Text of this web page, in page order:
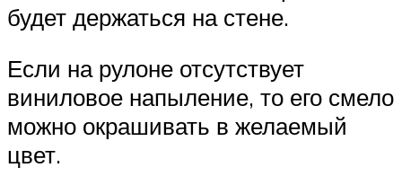
будет держаться на стене.
Если на рулоне отсутствует
виниловое напыление, то его смело
можно окрашивать в желаемый
цвет.